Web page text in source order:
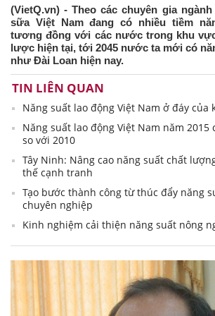
(VietQ.vn) - Theo các chuyên gia
sữa Việt Nam đang có nhiều tiềm
tương đồng với các nước trong khu
lược hiện tại, tới 2045 nước ta mới có
như Đài Loan hiện nay.
TIN LIÊN QUAN
Năng suất lao động Việt Nam ở đáy của
Năng suất lao động Việt Nam năm 2015
so với 2010
Tây Ninh: Nâng cao năng suất chất
thế cạnh tranh
Tạo bước thành công từ thúc đẩy năng
chuyên nghiệp
Kinh nghiệm cải thiện năng suất nông